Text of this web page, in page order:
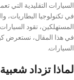
السيارات التقليدية التي
في تكنولوجيا البطاريات،
المستهلكين، تقود
في هذا المقال، نستعرض
السيارات.
لماذا تزداد